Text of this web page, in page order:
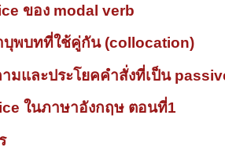
ของ modal verb
พบทที่ใช้คู่กัน (collocation)
มและประโยคคำสั่งที่เป็น
ในภาษาอังกฤษ ตอนที่1